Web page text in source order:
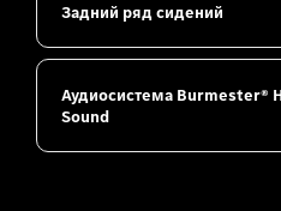
Задний ряд сидений
Аудиосистема Burmester®
Sound